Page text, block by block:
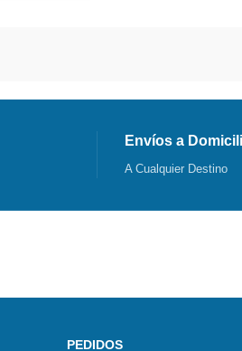
Envíos a
A Cualquier Destino
PEDIDOS